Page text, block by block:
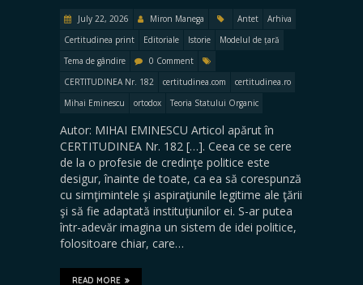
July 22, 2026 Miron Manega Antet
Arhiva
Certitudinea print
Editoriale Istorie
Modelul de țară
Tema de gândire
0 Comment
CERTITUDINEA Nr. 182
certitudinea.com
certitudinea.ro
Mihai Eminescu
ortodox Teoria Statului Organic
Autor: MIHAI EMINESCU Articol apărut în
CERTITUDINEA Nr. 182 […]. Ceea ce se cere
de la o profesie de credinţe politice este
desigur, înainte de toate, ca ea să corespunză
cu simţimintele şi aspiraţiunile legitime ale ţării
şi să fie adaptată instituţiunilor ei. S-ar putea
într-adevăr imagina un sistem de idei politice,
folositoare chiar, care…
READ MORE